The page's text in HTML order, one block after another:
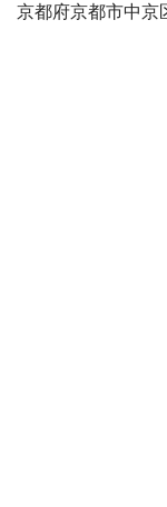
京都府京都市中京